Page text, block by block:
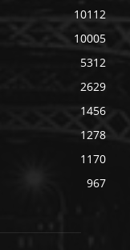
10112
10005
5312
2629
1456
1278
1170
967